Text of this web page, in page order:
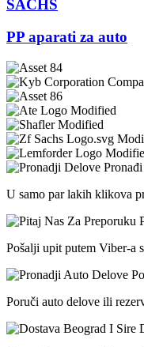
SACHS
PP aparati za auto
U samo par lakih klikova
Pošalji upit putem Viber-a
Poruči auto delove ili